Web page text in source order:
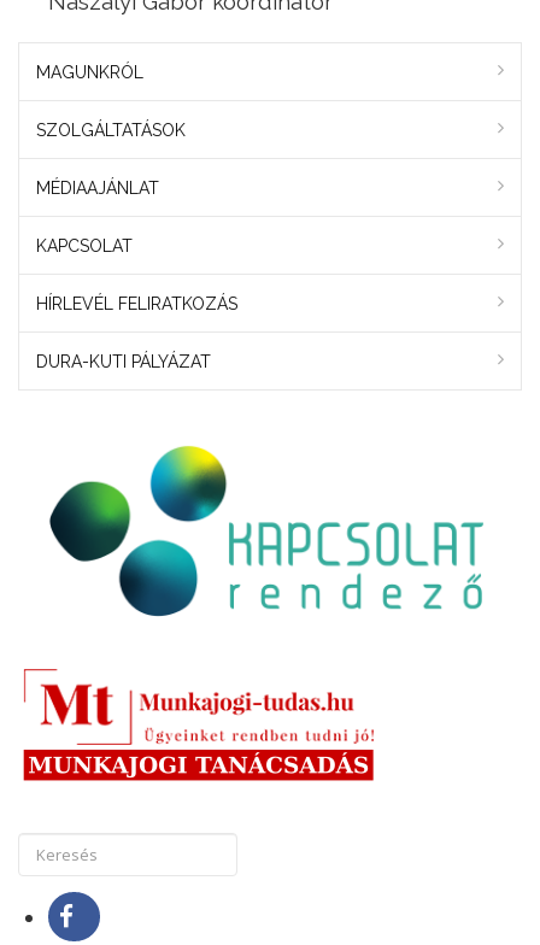
MAGUNKRÓL
SZOLGÁLTATÁSOK
MÉDIAAJÁNLAT
KAPCSOLAT
HÍRLEVÉL FELIRATKOZÁS
DURA-KUTI PÁLYÁZAT